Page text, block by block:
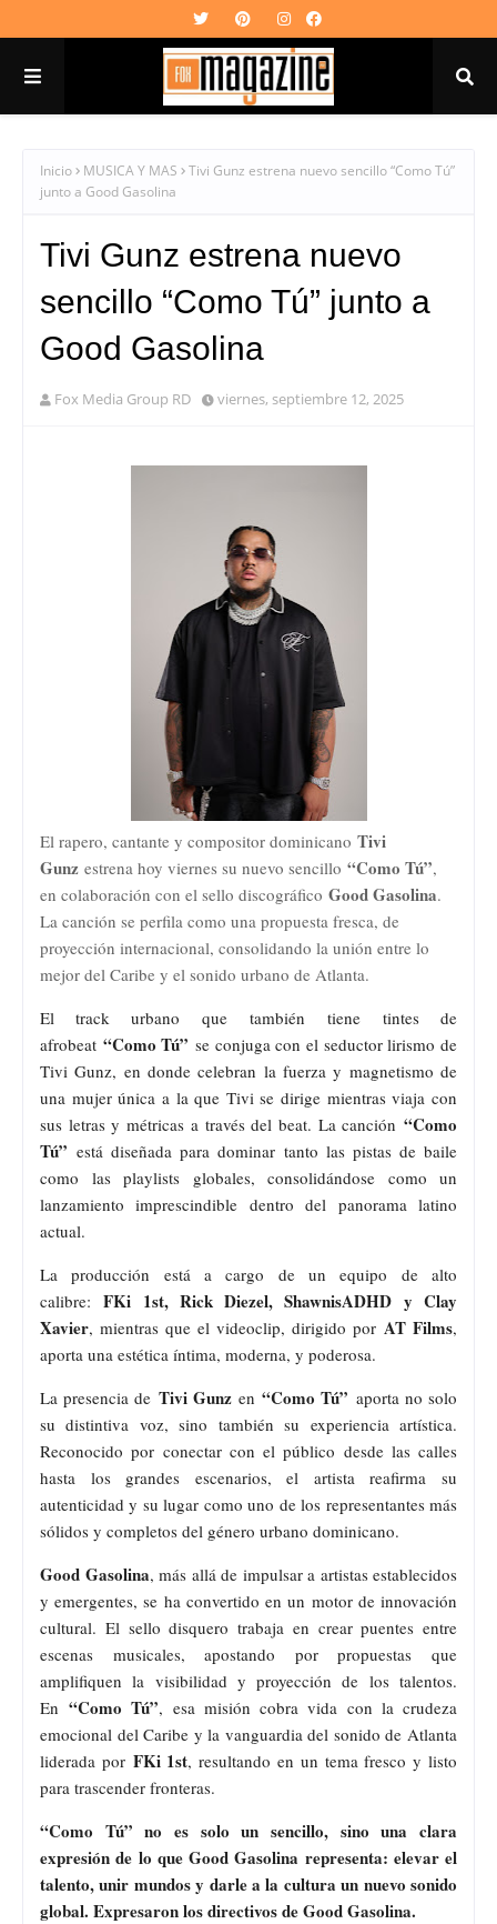
Inicio MUSICA Y MAS
Tivi Gunz estrena nuevo sencillo “Como Tú”
junto a Good Gasolina
Tivi Gunz estrena nuevo
sencillo “Como Tú” junto a
Good Gasolina
Fox Media Group RD viernes, septiembre 12, 2025
El rapero, cantante y compositor dominicano Tivi
Gunz estrena hoy viernes su nuevo sencillo “Como Tú”,
en colaboración con el sello discográfico Good Gasolina.
La canción se perfila como una propuesta fresca, de
proyección internacional, consolidando la unión entre lo
mejor del Caribe y el sonido urbano de Atlanta.
El track urbano
que también tiene
tintes de
afrobeat “Como Tú” se conjuga con el seductor lirismo de
Tivi Gunz, en donde celebran la fuerza y magnetismo de
una mujer única a la que Tivi se dirige mientras viaja con
sus letras y métricas a través del beat. La canción “Como
Tú” está diseñada para dominar tanto las pistas de baile
como las playlists globales, consolidándose como un
lanzamiento imprescindible dentro del panorama latino
actual.
La producción está a cargo de un equipo de alto
calibre:FKi 1st, Rick Diezel, ShawnisADHD y Clay
Xavier, mientras que el videoclip, dirigido por AT Films,
aporta una estética íntima, moderna, y poderosa.
La presencia de Tivi Gunzen“Como Tú” aporta no solo
su distintiva voz, sino también su experiencia artística.
Reconocido por conectar con el público desde las calles
hasta los grandes escenarios, el artista reafirma su
autenticidad y su lugar como uno de los representantes más
sólidos y completos del género urbano dominicano.
Good Gasolina, más allá de impulsar a artistas establecidos
y emergentes, se ha convertido en un motor de innovación
cultural. El sello disquero trabaja en crear puentes entre
escenas musicales, apostando por propuestas que
amplifiquen la visibilidad y proyección de los talentos.
En“Como Tú”, esa misión cobra vida con la crudeza
emocional del Caribe y la vanguardia del sonido de Atlanta
liderada por FKi 1st, resultando en un tema fresco y listo
para trascender fronteras.
“Como Tú” no es solo un sencillo, sino una clara
expresión de lo que Good Gasolina representa: elevar el
talento, unir mundos y darle a la cultura un nuevo sonido
global. Expresaron los directivos de Good Gasolina.